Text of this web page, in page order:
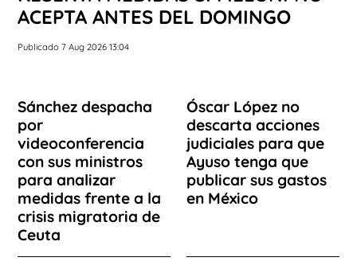
ACEPTA ANTES DEL DOMINGO
Publicado 7 Aug 2026 13:04
Sánchez despacha
por
videoconferencia
con sus ministros
para analizar
medidas frente a la
crisis migratoria de
Ceuta
Óscar López no
descarta acciones
judiciales para que
Ayuso tenga que
publicar sus gastos
en México